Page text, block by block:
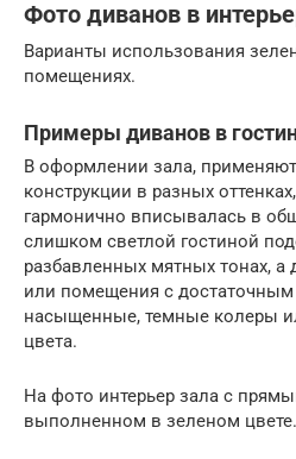
Фото диванов в
Варианты использования
помещениях.
Примеры диванов в
В оформлении зала,
конструкции в разных
гармонично вписывалась в
слишком светлой гостиной
разбавленных мятных тонах,
или помещения с
насыщенные, темные колеры
цвета.
На фото интерьер зала с
выполненном в зеленом цвете.